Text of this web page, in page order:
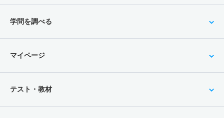
学問を調べる
マイページ
テスト・教材